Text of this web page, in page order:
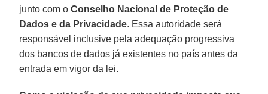
junto com oConselho Nacional de Proteção de
Dados e da Privacidade. Essa autoridade será
responsável inclusive pela adequação progressiva
dos bancos de dados já existentes no país antes da
entrada em vigor da lei.